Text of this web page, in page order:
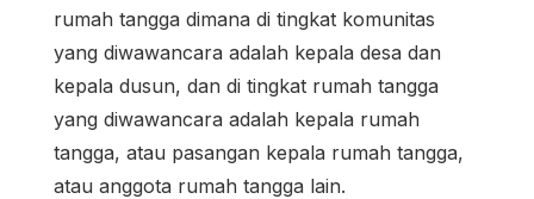
rumah tangga dimana di tingkat komunitas
yang diwawancara adalah kepala desa dan
kepala dusun, dan di tingkat rumah tangga
yang diwawancara adalah kepala rumah
tangga, atau pasangan kepala rumah tangga,
atau anggota rumah tangga lain.